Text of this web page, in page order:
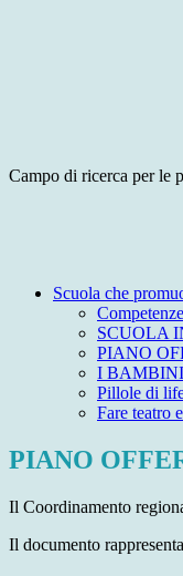
Campo di ricerca per le
Scuola che
SCUOLA
PIANO
I
Pillole di
Fare teatro
PIANO
Il Coordinamento
Il documento